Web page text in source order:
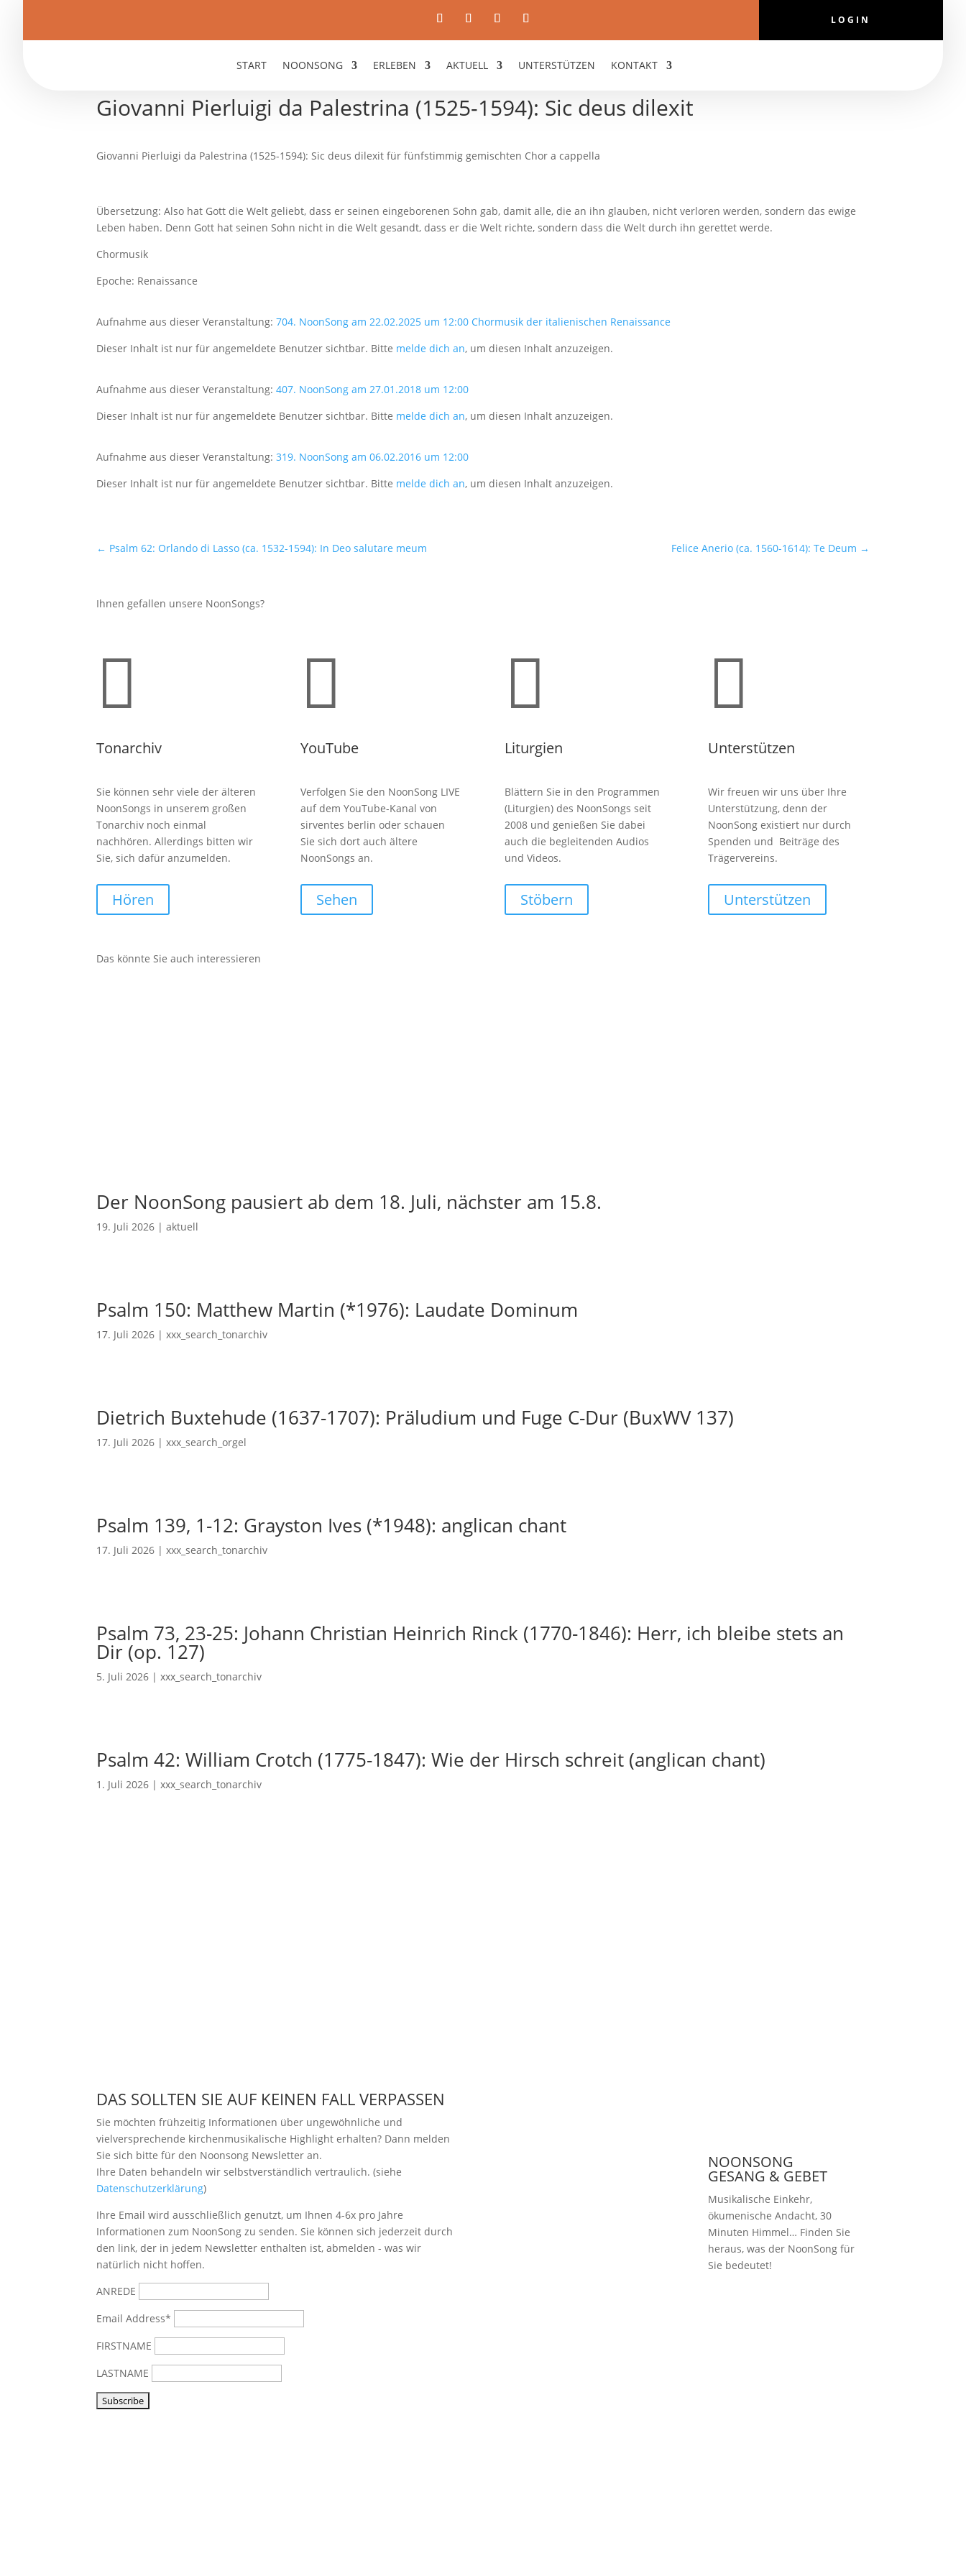
LOGIN
START NOONSONG ERLEBEN AKTUELL UNTERSTÜTZEN KONTAKT
Giovanni Pierluigi da Palestrina (1525-1594): Sic deus dilexit
Giovanni Pierluigi da Palestrina (1525-1594): Sic deus dilexit für fünfstimmig gemischten Chor a cappella
Übersetzung: Also hat Gott die Welt geliebt, dass er seinen eingeborenen Sohn gab, damit alle, die an ihn glauben, nicht verloren werden, sondern das ewige
Leben haben. Denn Gott hat seinen Sohn nicht in die Welt gesandt, dass er die Welt richte, sondern dass die Welt durch ihn gerettet werde.
Chormusik
Epoche: Renaissance
Aufnahme aus dieser Veranstaltung:704. NoonSong am 22.02.2025 um 12:00 Chormusik der italienischen Renaissance
Dieser Inhalt ist nur für angemeldete Benutzer sichtbar. Bitte melde dich an, um diesen Inhalt anzuzeigen.
Aufnahme aus dieser Veranstaltung:407. NoonSong am 27.01.2018 um 12:00
Dieser Inhalt ist nur für angemeldete Benutzer sichtbar. Bitte melde dich an, um diesen Inhalt anzuzeigen.
Aufnahme aus dieser Veranstaltung:319. NoonSong am 06.02.2016 um 12:00
Dieser Inhalt ist nur für angemeldete Benutzer sichtbar. Bitte melde dich an, um diesen Inhalt anzuzeigen.
← Psalm 62: Orlando di Lasso (ca. 1532-1594): In Deo salutare meum Felice Anerio (ca. 1560-1614): Te Deum →
Ihnen gefallen unsere NoonSongs?

Tonarchiv
Sie können sehr viele der älteren
NoonSongs in unserem großen
Tonarchiv noch einmal
nachhören. Allerdings bitten wir
Sie, sich dafür anzumelden.
Hören

YouTube
Verfolgen Sie den NoonSong LIVE
auf dem YouTube-Kanal von
sirventes berlin oder schauen
Sie sich dort auch ältere
NoonSongs an.
Sehen

Liturgien
Blättern Sie in den Programmen
(Liturgien) des NoonSongs seit
2008 und genießen Sie dabei
auch die begleitenden Audios
und Videos.
Stöbern

Unterstützen
Wir freuen wir uns über Ihre
Unterstützung, denn der
NoonSong existiert nur durch
Spenden und Beiträge des
Trägervereins.
Unterstützen
Das könnte Sie auch interessieren
Der NoonSong pausiert ab dem 18. Juli, nächster am 15.8.
19. Juli 2026 |aktuell
Psalm 150: Matthew Martin (*1976): Laudate Dominum
17. Juli 2026 |xxx_search_tonarchiv
Dietrich Buxtehude (1637-1707): Präludium und Fuge C-Dur (BuxWV 137)
17. Juli 2026 |xxx_search_orgel
Psalm 139, 1-12: Grayston Ives (*1948): anglican chant
17. Juli 2026 |xxx_search_tonarchiv
Psalm 73, 23-25: Johann Christian Heinrich Rinck (1770-1846): Herr, ich bleibe stets an
Dir (op. 127)
5. Juli 2026 |xxx_search_tonarchiv
Psalm 42: William Crotch (1775-1847): Wie der Hirsch schreit (anglican chant)
1. Juli 2026 |xxx_search_tonarchiv
DAS SOLLTEN SIE AUF KEINEN FALL VERPASSEN
Sie möchten frühzeitig Informationen über ungewöhnliche und
vielversprechende kirchenmusikalische Highlight erhalten? Dann melden
Sie sich bittefür den Noonsong Newsletter an.
Ihre Daten behandeln wir selbstverständlich vertraulich. (siehe
Datenschutzerklärung)
Ihre Email wird ausschließlich genutzt, um Ihnen 4-6x pro Jahre
Informationen zum NoonSong zu senden. Sie können sich jederzeit durch
den link, der in jedem Newsletter enthalten ist, abmelden - was wir
natürlich nicht hoffen.
ANREDE
Email Address*
FIRSTNAME
LASTNAME
NOONSONG
GESANG & GEBET
Musikalische Einkehr,
ökumenische Andacht, 30
Minuten Himmel… Finden Sie
heraus, was der NoonSong für
Sie bedeutet!